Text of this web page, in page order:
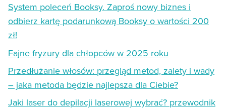
System poleceń Booksy. Zaproś nowy biznes i
odbierz kartę podarunkową Booksy o wartości 200
zł!
Fajne fryzury dla chłopców w 2025 roku
Przedłużanie włosów: przegląd metod, zalety i wady
– jaka metoda będzie najlepsza dla Ciebie?
Jaki laser do depilacji laserowej wybrać? przewodnik